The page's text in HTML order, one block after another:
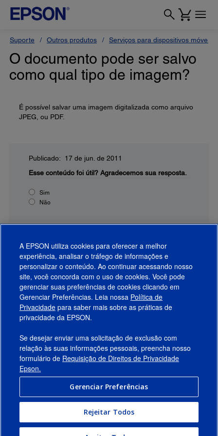
Suporte Outros produtos Serviços para dispositivos móveis
O documento pode ser salvo
como qual tipo de imagem?
É possível salvar uma imagem digitalizada como arquivo
JPEG, ou PDF.
Publicado: 17 de jun. de 2011
Esse conteúdo foi útil? Agradecemos sua resposta.
Sim
Não
Produtos
Suporte
Links Sugeridos
Empresa
Conecte-se com a Epson
Termos de Uso
A EPSON utiliza cookies para oferecer a melhor
experiência, analisar o tráfego de informações e
personalizar o conteúdo. Ao continuar acessando nosso
site, você concorda com o uso de cookies. Você pode
gerenciar suas preferências de cookies clicando em
Gerenciar Preferências. Leia nossa Política de
Privacidade para saber mais sobre as práticas de
privacidade da EPSON.
Se desejar enviar uma solicitação de exclusão com
relação às suas informações pessoais, preencha nosso
formulário de Requisição de Direitos de Privacidade
Epson.
Gerenciar Preferências
Rejeitar Todos